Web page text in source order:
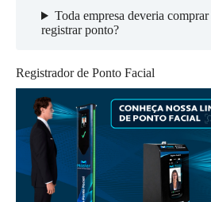
Toda empresa deveria
registrar ponto?
Registrador de Ponto Facial